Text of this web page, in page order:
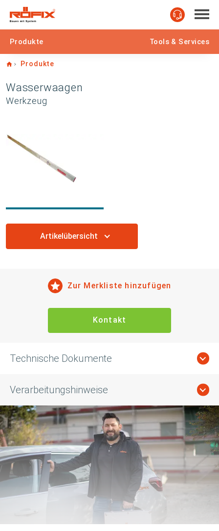
Produkte Tools & Services
Home
Produkte
Wasserwaagen
Werkzeug
Artikelübersicht
Zur Merkliste hinzufügen
Kontakt
Technische Dokumente
Verarbeitungshinweise